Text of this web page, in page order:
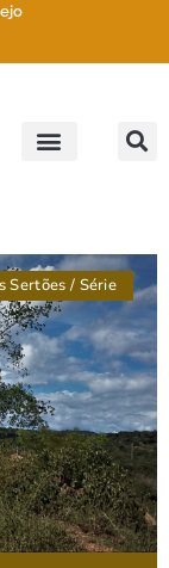
Sertões / Série